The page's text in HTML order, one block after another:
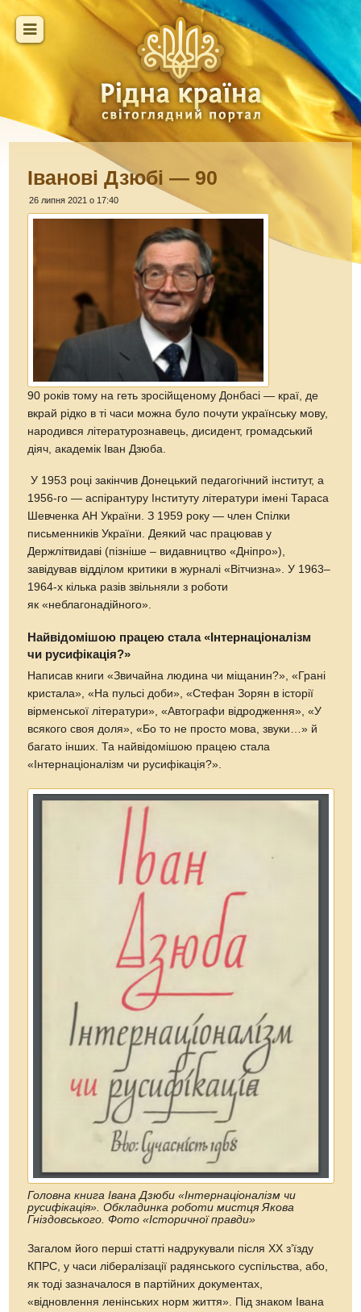
Іванові Дзюбі — 90
26 липня 2021 о 17:40
90 років тому на геть зросійщеному Донбасі — краї, де
вкрай рідко в ті часи можна було почути українську мову,
народився літературознавець, дисидент, громадський
діяч, академік Іван Дзюба.
У 1953 році закінчив Донецький педагогічний інститут, а
1956-го — аспірантуру Інституту літератури імені Тараса
Шевченка АН України. З 1959 року — член Спілки
письменників України. Деякий час працював у
Держлітвидаві (пізніше – видавництво «Дніпро»),
завідував відділом критики в журналі «Вітчизна». У 1963–
1964-х кілька разів звільняли з роботи
як «неблагонадійного».
Найвідомішою працею стала «Інтернаціоналізм
чи русифікація?»
Написав книги «Звичайна людина чи міщанин?», «Грані
кристала», «На пульсі доби», «Стефан Зорян в історії
вірменської літератури», «Автографи відродження», «У
всякого своя доля», «Бо то не просто мова, звуки…» й
багато інших. Та найвідомішою працею стала
«Інтернаціоналізм чи русифікація?».
Головна книга Івана Дзюби «Інтернаціоналізм чи
русифікація». Обкладинка роботи мистця Якова
Гніздовського. Фото «Історичної правди»
Загалом його перші статті надрукували після XX з’їзду
КПРС, у часи лібералізації радянського суспільства, або,
як тоді зазначалося в партійних документах,
«відновлення ленінських норм життя». Під знаком Івана